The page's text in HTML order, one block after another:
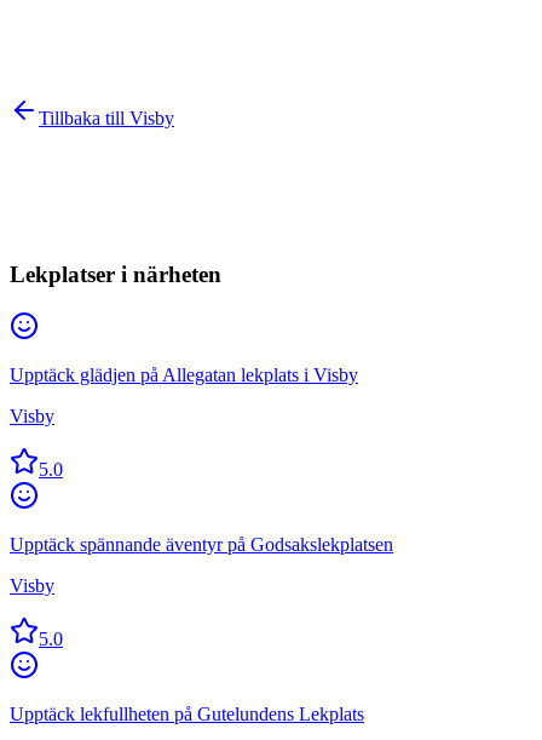
Tillbaka till Visby
Lekplatser i närheten
Upptäck glädjen på Allegatan lekplats i Visby
Visby
5.0
Upptäck spännande äventyr på Godsakslekplatsen
Visby
5.0
Upptäck lekfullheten på Gutelundens Lekplats